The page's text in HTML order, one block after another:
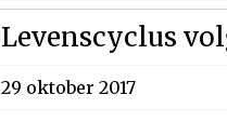
Levenscyclus
29 oktober 2017